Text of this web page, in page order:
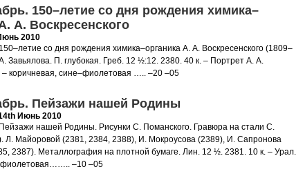
150–летие со дня рождения химика–
А. Воскресенского
2010
со дня рождения химика–органика А. А. Воскресенского (1809–
Завьялова. П. глубокая. Греб. 12 ½:12. 2380. 40 к. – Портрет А. А.
– коричневая, сине–фиолетовая ….. –20 –05
Пейзажи нашей Родины
Июнь 2010
нашей Родины. Рисунки С. Поманского. Гравюра на стали С.
Л. Майоровой (2381, 2384, 2388), И. Мокроусова (2389), И. Сапронова
2387). Металлография на плотной бумаге. Лин. 12 ½. 2381. 10 к. – Урал.
фиолетовая…….. –10 –05